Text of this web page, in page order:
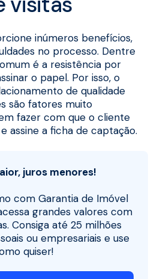
inúmeros benefícios,
no processo. Dentre
é a resistência por
o papel. Por isso, o
de qualidade
são fatores muito
fazer com que o cliente
assine a ficha de captação.
juros menores!
com Garantia de Imóvel
grandes valores com
Consiga até 25 milhões
ou empresariais e use
quiser!